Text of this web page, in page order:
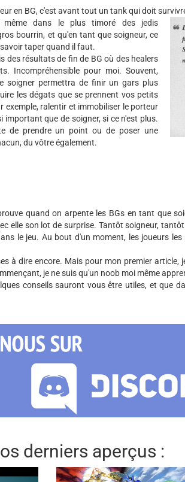
en BG, c'est avant tout un tank qui doit
même dans le plus timoré des jedis
bourrin, et qu'en tant que soigneur, ce
taper quand il faut.
des résultats de fin de BG où des healers
Incompréhensible pour moi. Souvent,
soigner permettra de finir un gars plus
les dégats que se prennent vos petits
exemple, ralentir et immobiliser le porteur
important que de soigner, si ce n'est plus.
de prendre un point ou de poser une
du vôtre également.
quand on arpente les BGs en tant que
elle son lot de surprise. Tantôt soigneur,
le jeu. Au bout d'un moment, les joueurs
à dire encore. Mais pour mon premier article,
je ne suis qu'un noob moi même
conseils sauront vous être utiles, et que
derniers aperçus :